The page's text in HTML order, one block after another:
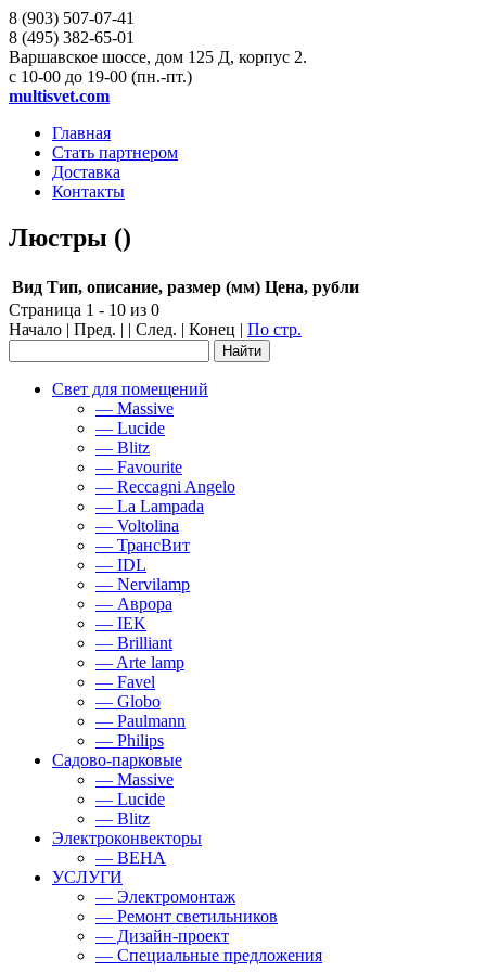
8 (903) 507-07-41
8 (495) 382-65-01
Варшавское шоссе, дом 125 Д, корпус 2.
с 10-00 до 19-00 (пн.-пт.)
multisvet.com
Главная
Стать партнером
Доставка
Контакты
Люстры ()
Вид Тип, описание, размер (мм) Цена, рубли
Страница 1 - 10 из 0
Начало | Пред. | | След. | Конец | По стр.
Свет для помещений
— Massive
— Lucide
— Blitz
— Favourite
— Reccagni Angelo
— La Lampada
— Voltolina
— ТрансВит
— IDL
— Nervilamp
— Аврора
— IEK
— Brilliant
— Arte lamp
— Favel
— Globo
— Paulmann
— Philips
Садово-парковые
— Massive
— Lucide
— Blitz
Электроконвекторы
— BEHA
УСЛУГИ
— Электромонтаж
— Ремонт светильников
— Дизайн-проект
— Специальные предложения